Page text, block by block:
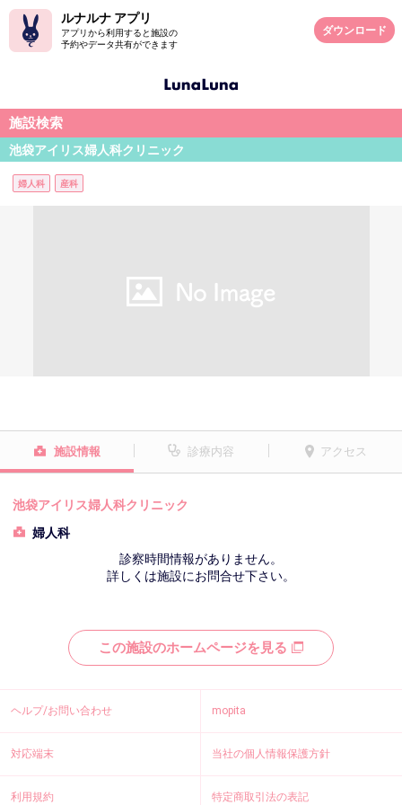
ルナルナ アプリ
アプリから利用すると施設の
予約やデータ共有ができます
ダウンロード
施設検索
池袋アイリス婦人科クリニック
婦人科 産科
施設情報 診療内容 アクセス
池袋アイリス婦人科クリニック
婦人科
診察時間情報がありません。
詳しくは施設にお問合せ下さい。
この施設のホームページを見る
ヘルプ/お問い合わせ mopita
対応端末 当社の個人情報保護方針
利用規約 特定商取引法の表記